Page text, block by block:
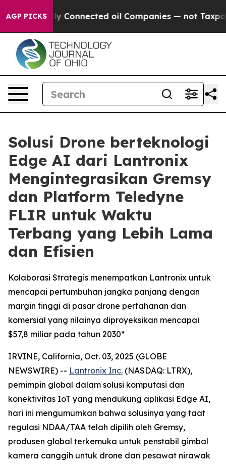
AGP PICKS
Connected oil Companies — not Taxpayers —
Solusi Drone berteknologi
Edge AI dari Lantronix
Mengintegrasikan Gremsy
dan Platform Teledyne
FLIR untuk Waktu
Terbang yang Lebih Lama
dan Efisien
Kolaborasi Strategis menempatkan Lantronix untuk
mencapai pertumbuhan jangka panjang dengan
margin tinggi di pasar drone pertahanan dan
komersial yang nilainya diproyeksikan mencapai
$57,8 miliar pada tahun 2030*
IRVINE, California, Oct. 03, 2025 (GLOBE
NEWSWIRE) -- Lantronix Inc. (NASDAQ: LTRX),
pemimpin global dalam solusi komputasi dan
konektivitas IoT yang mendukung aplikasi Edge AI,
hari ini mengumumkan bahwa solusinya yang taat
regulasi NDAA/TAA telah dipilih oleh Gremsy,
produsen global terkemuka untuk penstabil gimbal
kamera canggih untuk drone dan pesawat nirawak